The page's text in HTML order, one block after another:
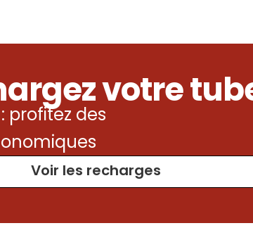
votre
profitez des
Voir les recharges